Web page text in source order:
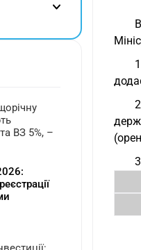
ВЗ 5%, –